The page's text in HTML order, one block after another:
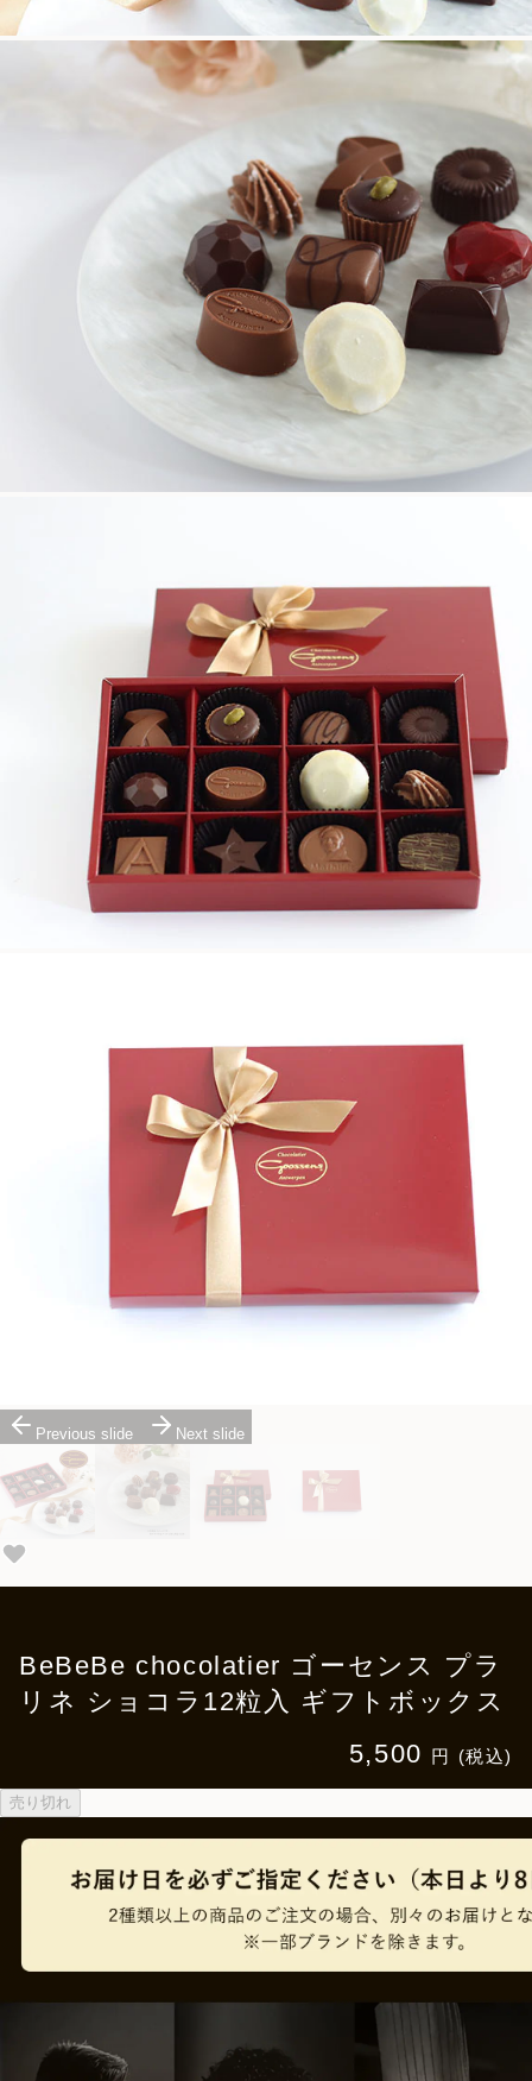
Previous slide Next slide
BeBeBe chocolatier ゴーセンス プラ
リネ ショコラ12粒入 ギフトボックス
5,500 円 (税込)
売り切れ